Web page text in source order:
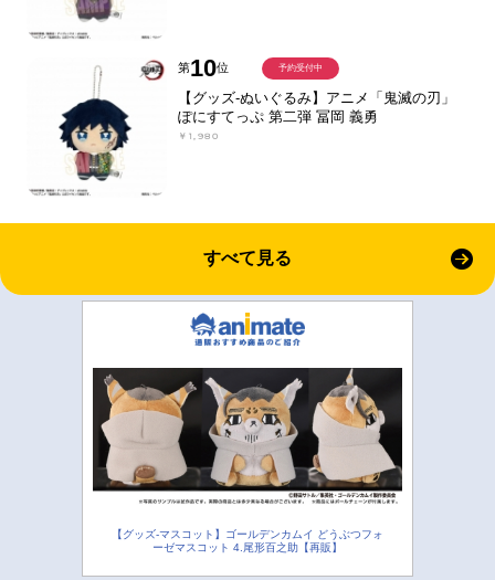
第10位
【グッズ-ぬいぐるみ】アニメ「鬼滅の刃」
ぽにすてっぷ 第二弾 冨岡 義勇
￥1,980
予約受付中
すべて見る
【グッズ-マスコット】ゴールデンカムイ どうぶつフォ
ーゼマスコット 4.尾形百之助【再販】